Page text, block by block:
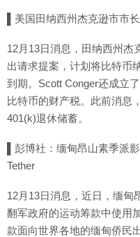
▌美国田纳西州杰克逊市市
12月13日消息，田纳西州杰
出请求提案，计划将比特币
到期。Scott Conger还成立
比特币的财产税。此前消息
401(k)退休储蓄。
▌彭博社：缅甸昂山素季派
Tether
12月13日消息，近日，缅甸
翻军政府的运动筹款中使用
款面向世界各地的缅甸侨民